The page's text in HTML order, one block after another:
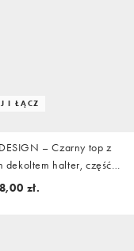
I ŁĄCZ
– Czarny top z
dekoltem halter, część
zł.